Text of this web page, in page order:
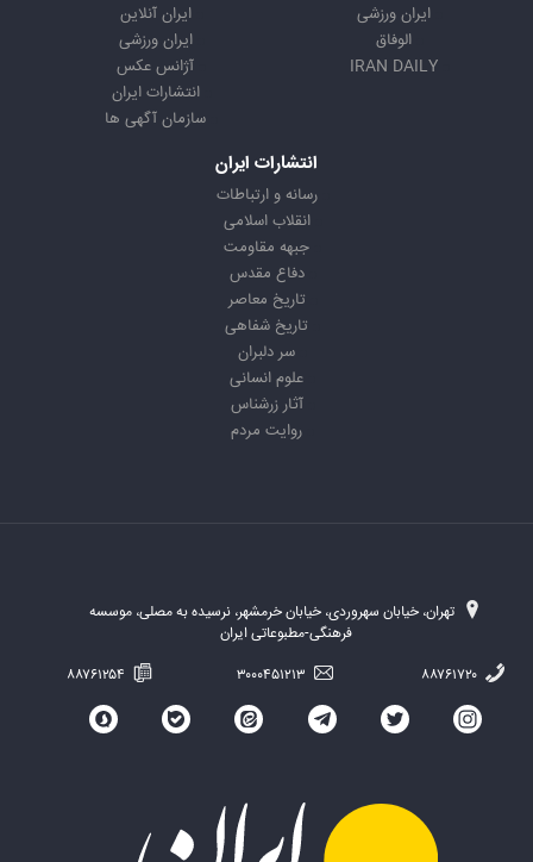
ایران ورزشی
الوفاق
IRAN DAILY
ایران آنلاین
ایران ورزشی
آژانس عکس
انتشارات ایران
سازمان آگهی ها
انتشارات ایران
رسانه و ارتباطات
انقلاب اسلامی
جبهه مقاومت
دفاع مقدس
تاریخ معاصر
تاریخ شفاهی
سر دلبران
علوم انسانی
آثار زرشناس
روایت مردم
تهران، خیابان سهروردی، خیابان خرمشهر، نرسیده به مصلی، موسسه
فرهنگی-مطبوعاتی ایران